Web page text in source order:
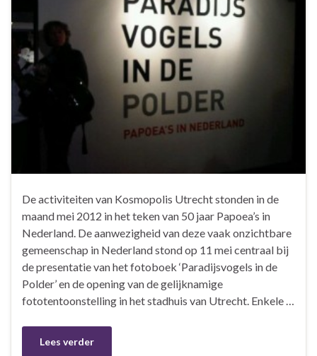
De activiteiten van Kosmopolis Utrecht stonden in de
maand mei 2012 in het teken van 50 jaar Papoea’s in
Nederland. De aanwezigheid van deze vaak onzichtbare
gemeenschap in Nederland stond op 11 mei centraal bij
de presentatie van het fotoboek ‘Paradijsvogels in de
Polder’ en de opening van de gelijknamige
fototentoonstelling in het stadhuis van Utrecht. Enkele …
Lees verder